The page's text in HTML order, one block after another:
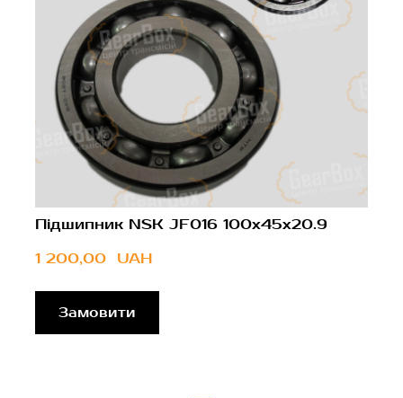
Підшипник NSK JF016 100x45x20.9
1 200,00  UAH
Замовити